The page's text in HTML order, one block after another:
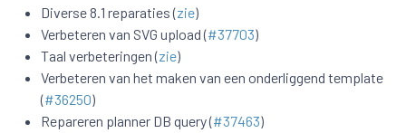
Diverse 8.1 reparaties (zie)
Verbeteren van SVG upload (#37703)
Taal verbeteringen (zie)
Verbeteren van het maken van een onderliggend template
(#36250)
Repareren planner DB query (#37463)